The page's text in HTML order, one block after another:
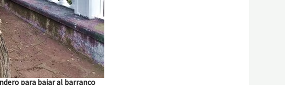
para bajar al barranco